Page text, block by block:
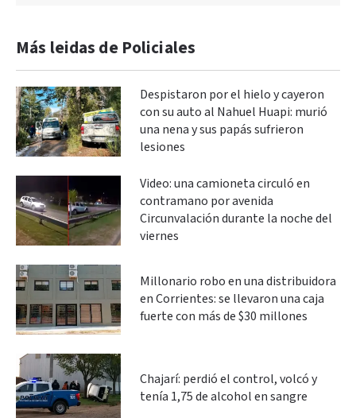
Más leidas de Policiales
Despistaron por el hielo y cayeron
con su auto al Nahuel Huapi: murió
una nena y sus papás sufrieron
lesiones
Video: una camioneta circuló en
contramano por avenida
Circunvalación durante la noche del
viernes
Millonario robo en una distribuidora
en Corrientes: se llevaron una caja
fuerte con más de $30 millones
Chajarí: perdió el control, volcó y
tenía 1,75 de alcohol en sangre